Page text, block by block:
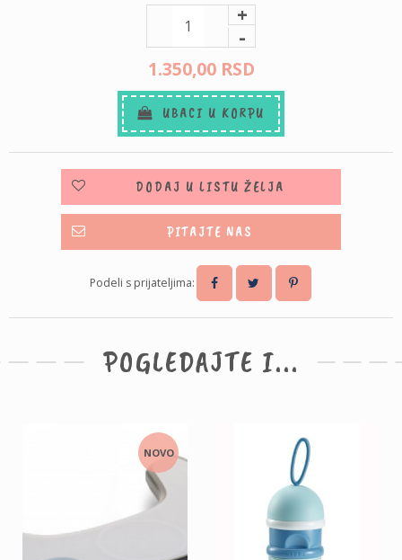
+
-
1.350,00 RSD
UBACI U KORPU
DODAJ U LISTU ŽELJA
PITAJTE NAS
Podeli s prijateljima:
POGLEDAJTE I...
NOVO